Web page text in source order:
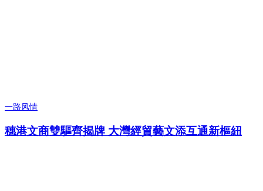
一路风情
穗港文商雙驅齊揭牌 大灣經貿藝文添互通新樞紐